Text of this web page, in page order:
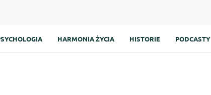
HARMONIA ŻYCIA HISTORIE PODCASTY